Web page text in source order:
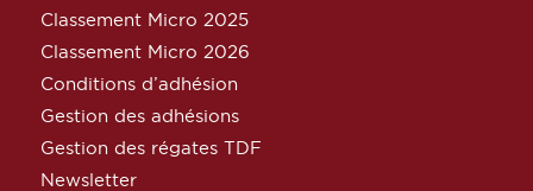
Classement Micro 2025
Classement Micro 2026
Conditions d’adhésion
Gestion des adhésions
Gestion des régates TDF
Newsletter